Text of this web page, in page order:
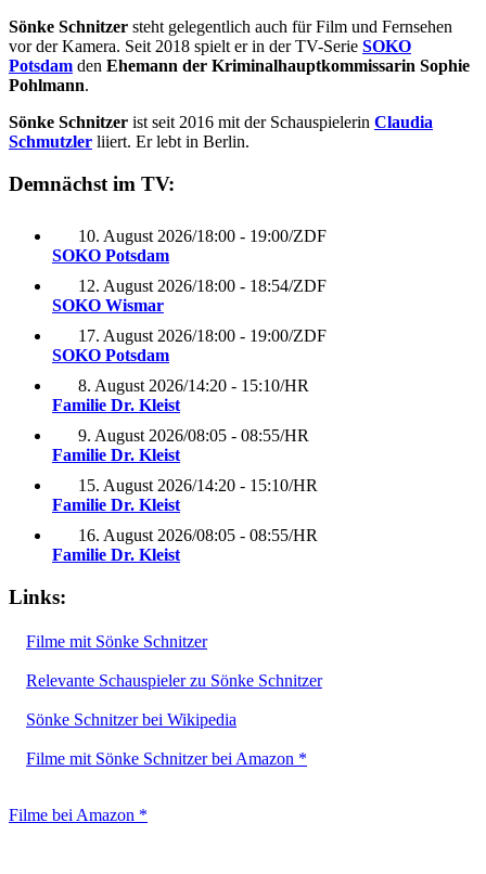
Sönke Schnitzer steht gelegentlich auch für Film und Fernsehen
vor der Kamera. Seit 2018 spielt er in der TV-Serie SOKO
Potsdam den Ehemann der Kriminalhauptkommissarin Sophie
Pohlmann.
Sönke Schnitzer ist seit 2016 mit der Schauspielerin Claudia
Schmutzler liiert. Er lebt in Berlin.
Demnächst im TV:
10. August 2026/18:00 - 19:00/ZDF
SOKO Potsdam
12. August 2026/18:00 - 18:54/ZDF
SOKO Wismar
17. August 2026/18:00 - 19:00/ZDF
SOKO Potsdam
8. August 2026/14:20 - 15:10/HR
Familie Dr. Kleist
9. August 2026/08:05 - 08:55/HR
Familie Dr. Kleist
15. August 2026/14:20 - 15:10/HR
Familie Dr. Kleist
16. August 2026/08:05 - 08:55/HR
Familie Dr. Kleist
Links:
Filme mit Sönke Schnitzer
Relevante Schauspieler zu Sönke Schnitzer
Sönke Schnitzer bei Wikipedia
Filme mit Sönke Schnitzer bei Amazon *
Filme bei Amazon *